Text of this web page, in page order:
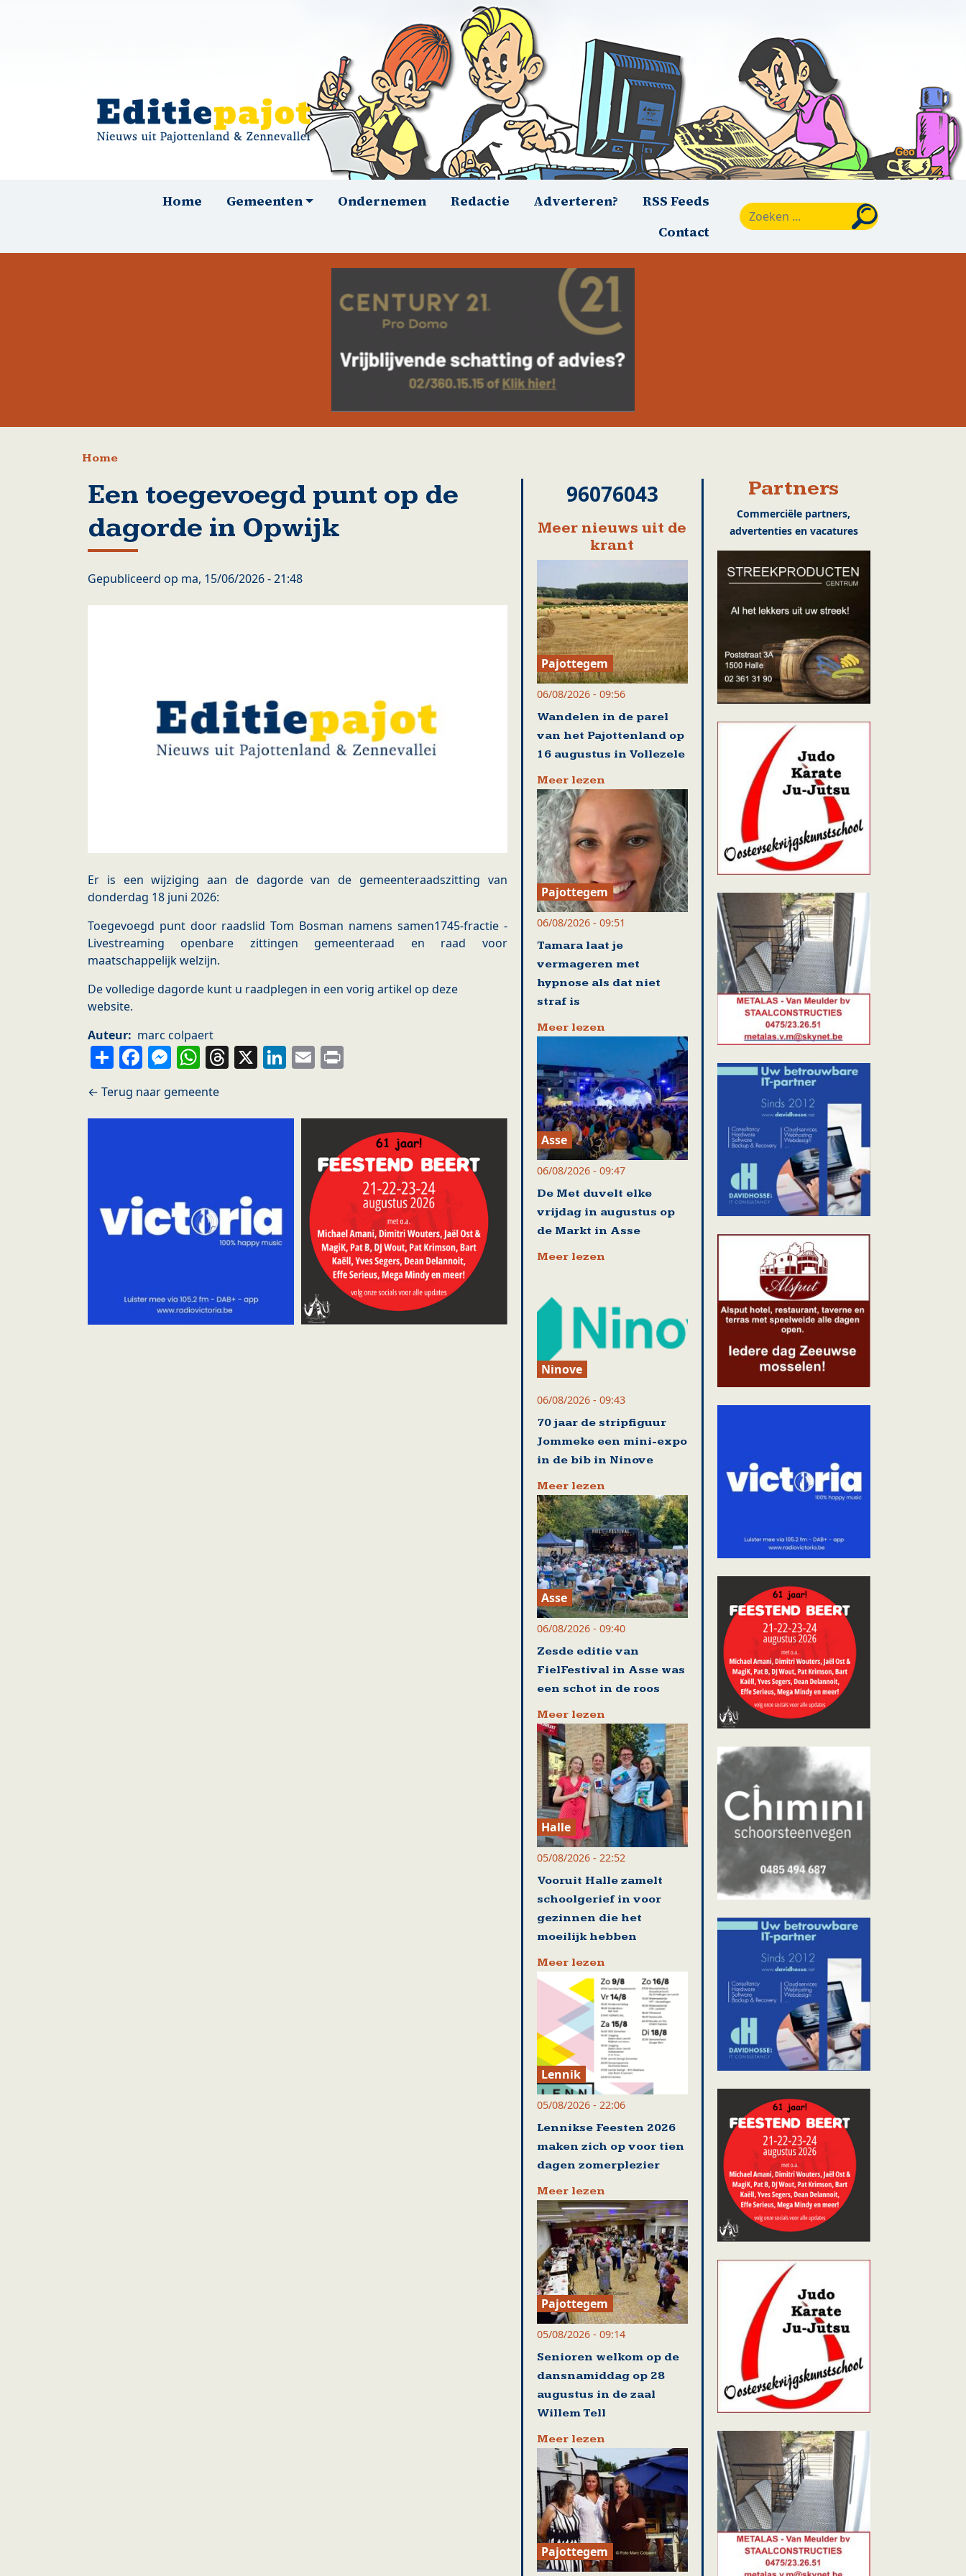
HoofdnavigatieHome Gemeenten Ondernemen Redactie Adverteren?
RSS Feeds
Contact
Kruimelpad
Home
Een toegevoegd punt op de
dagorde in Opwijk
Gepubliceerd op ma, 15/06/2026 - 21:48
Er is een wijziging aan de dagorde van de gemeenteraadszitting van
donderdag 18 juni 2026:
Toegevoegd punt door raadslid Tom Bosman namens samen1745-fractie -
Livestreaming openbare zittingen gemeenteraad en raad voor
maatschappelijk welzijn.
De volledige dagorde kunt u raadplegen in een vorig artikel op deze
website.
Auteur
marc colpaert
ShareFacebook
Messenger
WhatsApp
Threads
X LinkedIn
Email
96076043
Meer nieuws uit de
krant
Pajottegem
06/08/2026 - 09:56
Wandelen in de parel
van het Pajottenland op
16 augustus in Vollezele
Meer lezen
Pajottegem
06/08/2026 - 09:51
Tamara laat je
vermageren met
hypnose als dat niet
straf is
Meer lezen
Asse
06/08/2026 - 09:47
De Met duvelt elke
vrijdag in augustus op
de Markt in Asse
Meer lezen
Ninove
06/08/2026 - 09:43
70 jaar de stripfiguur
Jommeke een mini-expo
in de bib in Ninove
Meer lezen
Asse
06/08/2026 - 09:40
Zesde editie van
FielFestival in Asse was
een schot in de roos
Meer lezen
Halle
05/08/2026 - 22:52
Vooruit Halle zamelt
schoolgerief in voor
gezinnen die het
moeilijk hebben
Meer lezen
Lennik
05/08/2026 - 22:06
Lennikse Feesten 2026
maken zich op voor tien
dagen zomerplezier
Meer lezen
Pajottegem
05/08/2026 - 09:14
Senioren welkom op de
dansnamiddag op 28
augustus in de zaal
Willem Tell
Meer lezen
Pajottegem
Partners
Commerciële partners,
advertenties en vacatures